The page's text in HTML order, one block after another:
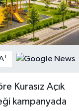
+
Kurasız Açık
kampanyada